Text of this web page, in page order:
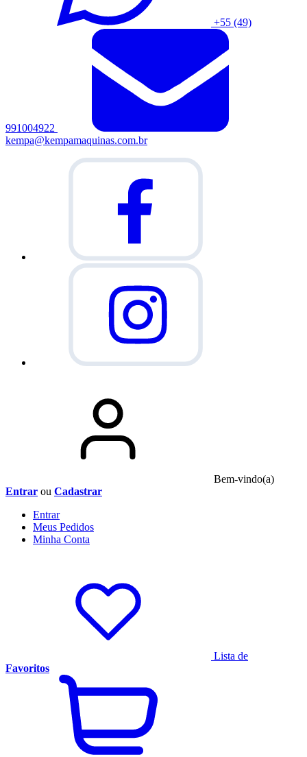
+55 (49)
991004922
kempa@kempamaquinas.com.br
Bem-vindo(a)
Entrar ou Cadastrar
Entrar
Meus Pedidos
Minha Conta
Lista de
Favoritos